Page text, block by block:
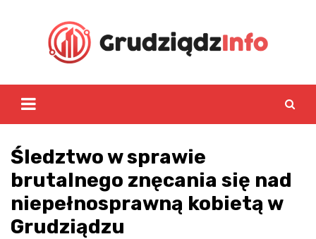
Śledztwo w sprawie
brutalnego znęcania się nad
niepełnosprawną kobietą w
Grudziądzu